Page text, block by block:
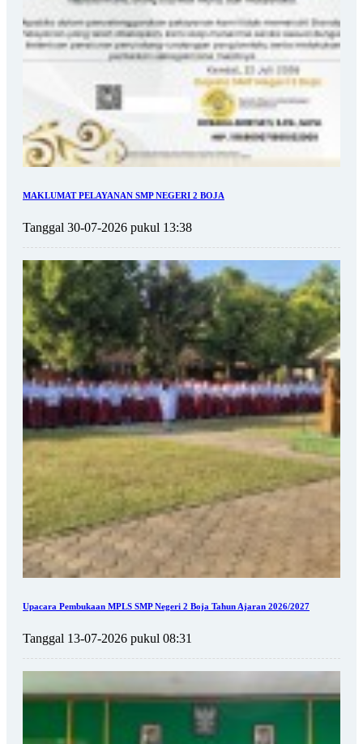
MAKLUMAT PELAYANAN SMP NEGERI 2 BOJA
Tanggal 30-07-2026 pukul 13:38
Upacara Pembukaan MPLS SMP Negeri 2 Boja Tahun Ajaran 2026/2027
Tanggal 13-07-2026 pukul 08:31